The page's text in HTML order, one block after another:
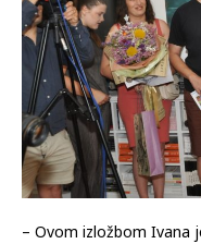
– Ovom izložbom Ivana